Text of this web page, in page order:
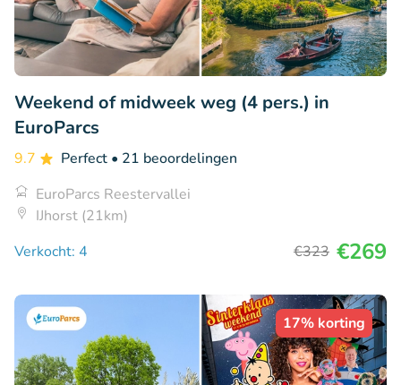
Weekend of midweek weg (4 pers.) in
EuroParcs
9.7 Perfect • 21 beoordelingen
EuroParcs Reestervallei
IJhorst (21km)
Verkocht: 4
€323 €269
17% korting